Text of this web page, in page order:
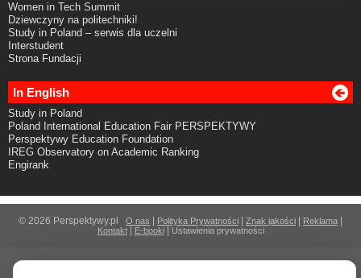
Women in Tech Summit
Dziewczyny na politechniki!
Study in Poland – serwis dla uczelni
Interstudent
Strona Fundacji
In English
Study in Poland
Poland International Education Fair PERSPEKTYWY
Perspektywy Education Foundation
IREG Observatory on Academic Ranking
Engirank
© 2026 Perspektywy.pl O nas Polityka Prywatności Znak jakości Reklama
Kontakt| E-booki| Ustawienia prywatności